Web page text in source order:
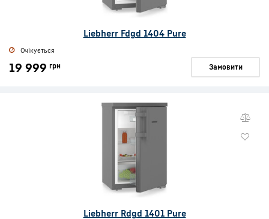
Liebherr Fdgd 1404 Pure
Очікується
19 999 грн Замовити
Liebherr Rdgd 1401 Pure